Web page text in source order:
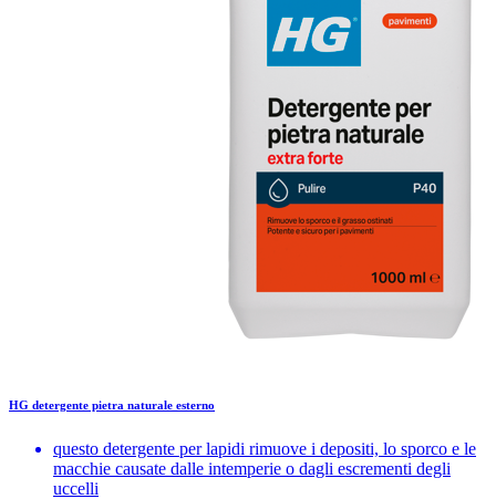
HG detergente pietra naturale esterno
questo detergente per lapidi rimuove i depositi, lo sporco e le
macchie causate dalle intemperie o dagli escrementi degli
uccelli